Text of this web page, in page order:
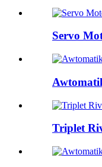
Servo
Triplet